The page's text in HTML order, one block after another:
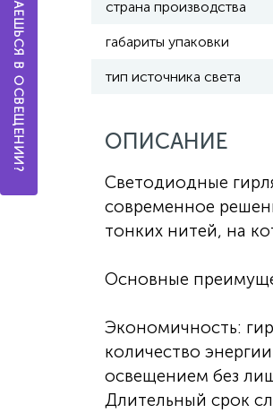
страна производства
габариты упаковки
тип источника света
ОПИСАНИЕ
Светодиодные
современное
тонких нитей, на
Основные
Экономичность:
количество
освещением без
Длительный срок